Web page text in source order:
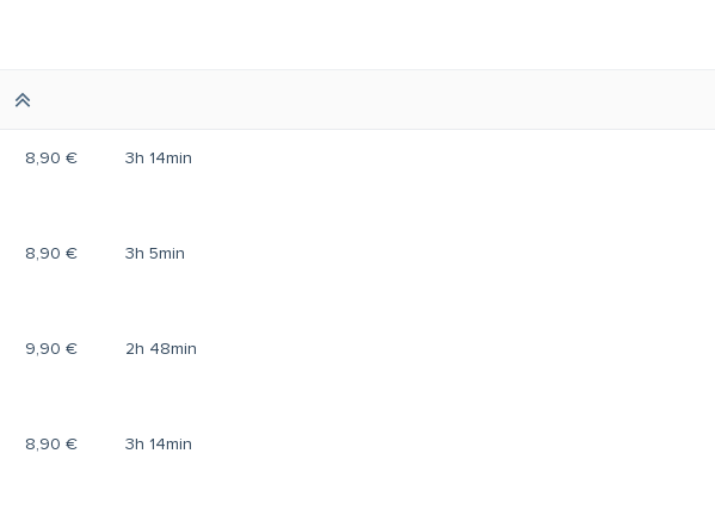
8,90 € 3h 14min
8,90 € 3h 5min
9,90 € 2h 48min
8,90 € 3h 14min